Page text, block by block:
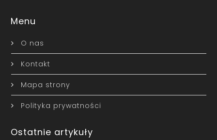
Menu
O nas
Kontakt
Mapa strony
Polityka prywatności
Ostatnie artykuły